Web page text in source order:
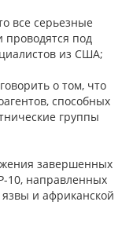
все серьезные
под
из США;
о том, что
способных
группы
завершенных
10, направленных
и африканской